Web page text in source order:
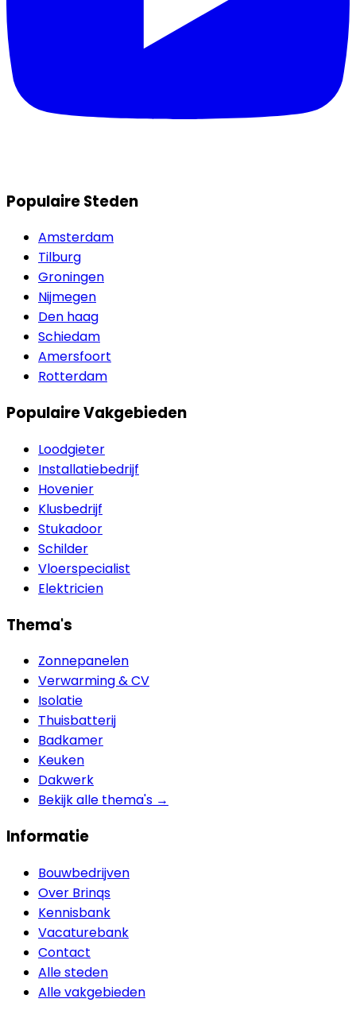
Populaire Steden
Amsterdam
Tilburg
Groningen
Nijmegen
Den haag
Schiedam
Amersfoort
Rotterdam
Populaire Vakgebieden
Loodgieter
Installatiebedrijf
Hovenier
Klusbedrijf
Stukadoor
Schilder
Vloerspecialist
Elektricien
Thema's
Zonnepanelen
Verwarming & CV
Isolatie
Thuisbatterij
Badkamer
Keuken
Dakwerk
Bekijk alle thema's →
Informatie
Bouwbedrijven
Over Brinqs
Kennisbank
Vacaturebank
Contact
Alle steden
Alle vakgebieden